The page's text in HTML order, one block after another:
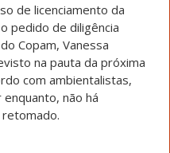
de licenciamento da
pedido de diligência
Copam, Vanessa
na pauta da próxima
com ambientalistas,
não há